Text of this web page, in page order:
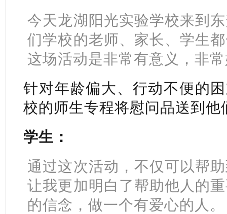
今天龙湖阳光实验学校来到
们学校的老师、家长、学生
这场活动是非常有意义，非
针对年龄偏大、行动不便的
校的师生专程将慰问品送到他
学生：
通过这次活动，不仅可以帮
让我更加明白了帮助他人的
的信念，做一个有爱心的人。